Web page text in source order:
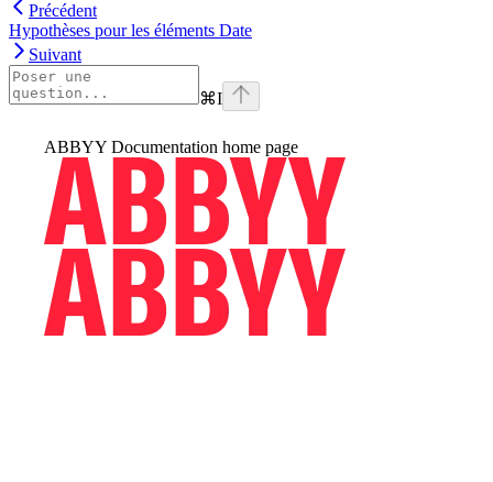
Précédent
Hypothèses pour les éléments Date
Suivant
⌘I
ABBYY Documentation home page